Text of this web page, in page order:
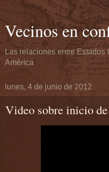
Vecinos en
Las relaciones entre
América
lunes, 4 de junio de 2012
Video sobre inicio